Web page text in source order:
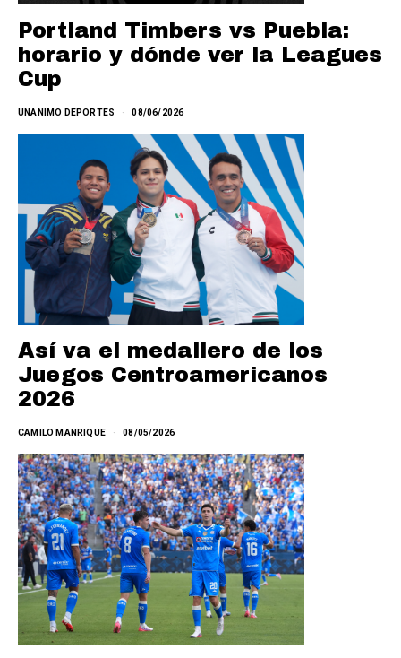
Portland Timbers vs Puebla:
horario y dónde ver la Leagues
Cup
UNANIMO DEPORTES 08/06/2026
Así va el medallero de los
Juegos Centroamericanos
2026
CAMILO MANRIQUE 08/05/2026